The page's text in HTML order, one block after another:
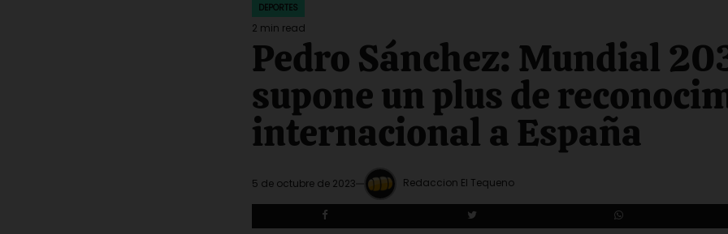
POSTED
IN
DEPORTES
Estimated
read
time
2 min read
Pedro Sánchez: Mundial
supone un plus de
internacional a España
5 de octubre de 2023 Redaccion El Tequeno